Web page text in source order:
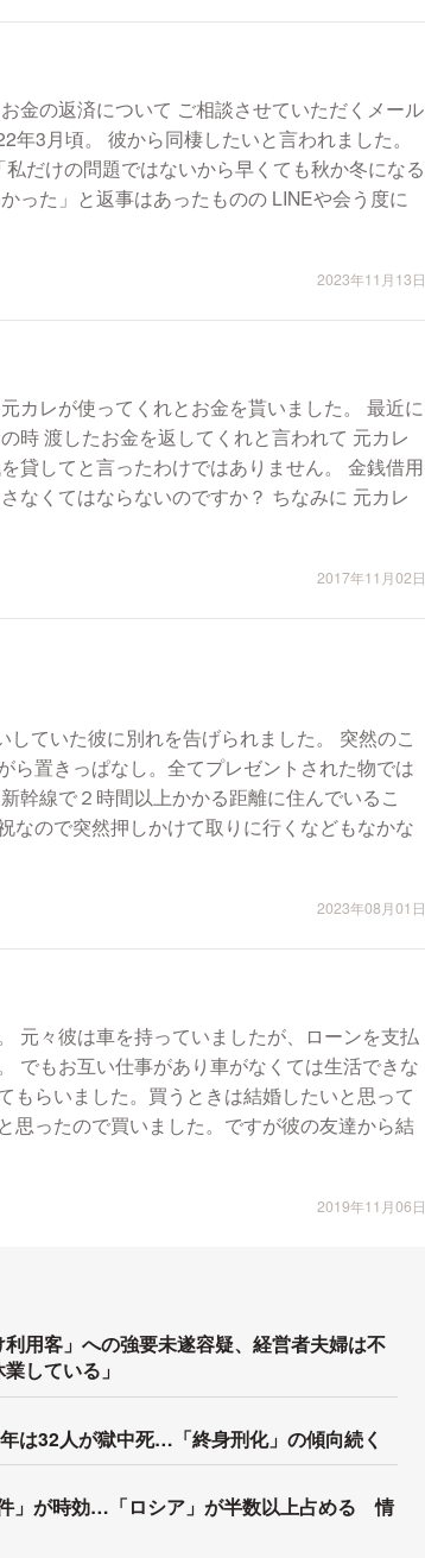
金の返済について ご相談させていただくメール
3月頃。 彼から同棲したいと言われました。
だけの問題ではないから早くても秋か冬になる
った」と返事はあったものの LINEや会う度に
2023年11月13日
カレが使ってくれとお金を貰いました。 最近に
時 渡したお金を返してくれと言われて 元カレ
と言ったわけではありません。 金銭借用
なくてはならないのですか？ ちなみに 元カレ
2017年11月02日
していた彼に別れを告げられました。 突然のこ
ら置きっぱなし。全てプレゼントされた物では
なので突然押しかけて取りに行くなどもなかな
2023年08月01日
元々彼は車を持っていましたが、ローンを支払
でもお互い仕事があり車がなくては生活できな
もらいました。買うときは結婚したいと思って
思ったので買いました。ですが彼の友達から結
2019年11月06日
用客」への強要未遂容疑、経営者夫婦は不
している」
は32人が獄中死…「終身刑化」の傾向続く
」が時効…「ロシア」が半数以上占める 情